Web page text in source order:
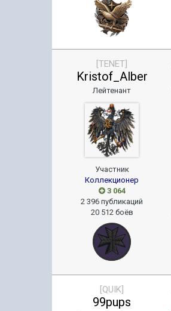
[TENET]
Kristof_Alber
Лейтенант
Участник
Коллекционер
3 064
2 396 публикаций
20 512 боёв
[QUIK]
99pups